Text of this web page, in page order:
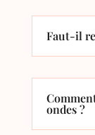
Faut-il
ondes ?